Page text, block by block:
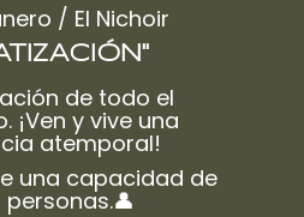
/ El Nichoir
de todo el
¡Ven y vive una
atemporal!
una capacidad de
personas.👤